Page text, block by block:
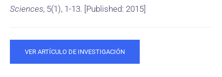
Sciences, 5(1), 1-13. [Published: 2015]
VER ARTÍCULO DE INVESTIGACIÓN